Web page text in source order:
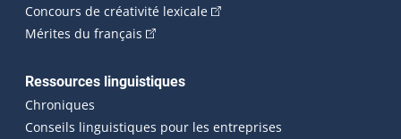
Concours de créativité lexicale(Cet hyperlien externe
Mérites du français (Cet hyperlien externe s'ouvrira dans une
Ressources linguistiques
Chroniques
Conseils linguistiques pour les entreprises